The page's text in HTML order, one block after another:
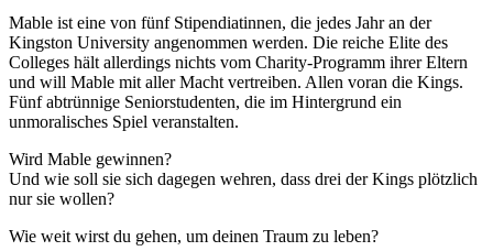
Mable ist eine von fünf Stipendiatinnen, die jedes Jahr an der
Kingston University angenommen werden. Die reiche Elite des
Colleges hält allerdings nichts vom Charity-Programm ihrer Eltern
und will Mable mit aller Macht vertreiben. Allen voran die Kings.
Fünf abtrünnige Seniorstudenten, die im Hintergrund ein
unmoralisches Spiel veranstalten.
Wird Mable gewinnen?
Und wie soll sie sich dagegen wehren, dass drei der Kings plötzlich
nur sie wollen?
Wie weit wirst du gehen, um deinen Traum zu leben?